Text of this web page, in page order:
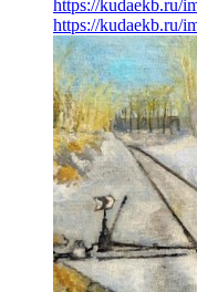
https://kudaekb.ru/
https://kudaekb.ru/